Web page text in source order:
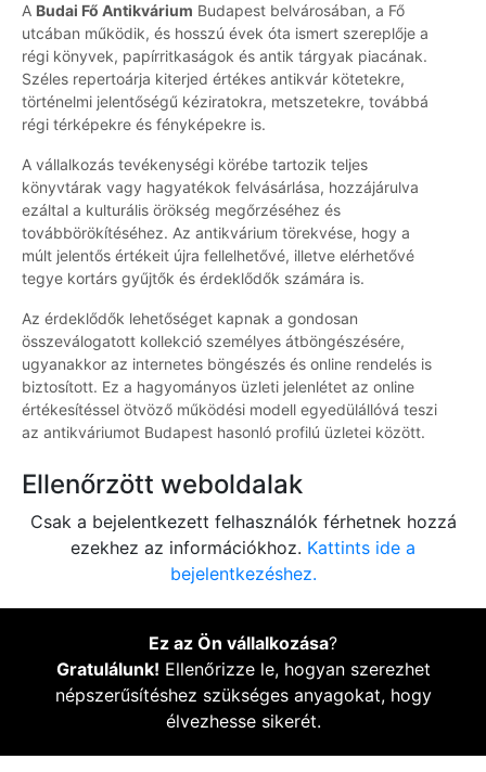
A Budai Fő Antikvárium Budapest belvárosában, a Fő
utcában működik, és hosszú évek óta ismert szereplője a
régi könyvek, papírritkaságok és antik tárgyak piacának.
Széles repertoárja kiterjed értékes antikvár kötetekre,
történelmi jelentőségű kéziratokra, metszetekre, továbbá
régi térképekre és fényképekre is.
A vállalkozás tevékenységi körébe tartozik teljes
könyvtárak vagy hagyatékok felvásárlása, hozzájárulva
ezáltal a kulturális örökség megőrzéséhez és
továbbörökítéséhez. Az antikvárium törekvése, hogy a
múlt jelentős értékeit újra fellelhetővé, illetve elérhetővé
tegye kortárs gyűjtők és érdeklődők számára is.
Az érdeklődők lehetőséget kapnak a gondosan
összeválogatott kollekció személyes átböngészésére,
ugyanakkor az internetes böngészés és online rendelés is
biztosított. Ez a hagyományos üzleti jelenlétet az online
értékesítéssel ötvöző működési modell egyedülállóvá teszi
az antikváriumot Budapest hasonló profilú üzletei között.
Ellenőrzött weboldalak
Csak a bejelentkezett felhasználók férhetnek hozzá
ezekhez az információkhoz. Kattints ide a
bejelentkezéshez.
Ez az Ön vállalkozása?
Gratulálunk! Ellenőrizze le, hogyan szerezhet
népszerűsítéshez szükséges anyagokat, hogy
élvezhesse sikerét.